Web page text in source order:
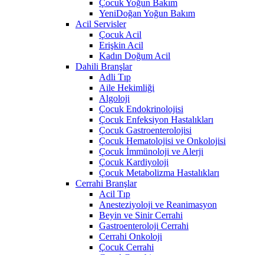
Çocuk Yoğun Bakım
YeniDoğan Yoğun Bakım
Acil Servisler
Çocuk Acil
Erişkin Acil
Kadın Doğum Acil
Dahili Branşlar
Adli Tıp
Aile Hekimliği
Algoloji
Çocuk Endokrinolojisi
Çocuk Enfeksiyon Hastalıkları
Çocuk Gastroenterolojisi
Çocuk Hematolojisi ve Onkolojisi
Çocuk İmmünoloji ve Alerji
Çocuk Kardiyoloji
Çocuk Metabolizma Hastalıkları
Cerrahi Branşlar
Acil Tıp
Anesteziyoloji ve Reanimasyon
Beyin ve Sinir Cerrahi
Gastroenteroloji Cerrahi
Cerrahi Onkoloji
Çocuk Cerrahi